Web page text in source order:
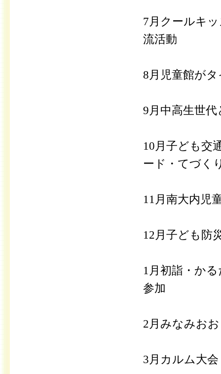
7月クールキ
流活動
8月児童館が
9月中高生世
10月子ども交
ード・てづく
11月南大内児
12月子ども防
1月初詣・か
参加
2月みなみお
3月カルム大